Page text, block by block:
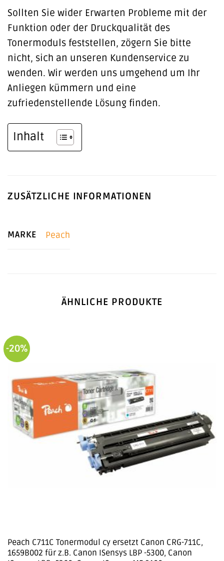
Sollten Sie wider Erwarten Probleme mit der
Funktion oder der Druckqualität des
Tonermoduls feststellen, zögern Sie bitte
nicht, sich an unseren Kundenservice zu
wenden. Wir werden uns umgehend um Ihr
Anliegen kümmern und eine
zufriedenstellende Lösung finden.
Inhalt
ZUSÄTZLICHE INFORMATIONEN
MARKE Peach
ÄHNLICHE PRODUKTE
-20%
Peach C711C Tonermodul cy ersetzt Canon CRG-711C,
1659B002 für z.B. Canon ISensys LBP -5300, Canon